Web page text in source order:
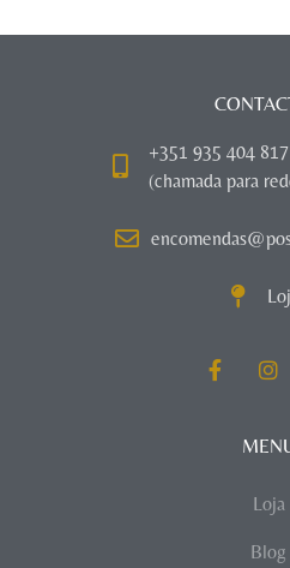
+351 935 404 817
(chamada para
Loja
Blog